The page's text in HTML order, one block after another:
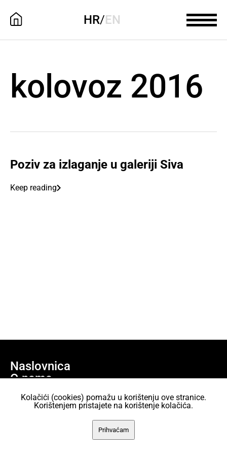
HR/EN
kolovoz 2016
Poziv za izlaganje u galeriji Siva
Keep reading
Naslovnica
O nama
Učlani se
Projekti
AKC Attack Sav sadržaj dan je na korištenje pod licencom Creative
Kolačići (cookies) pomažu u korištenju ove stranice.
Korištenjem pristajete na korištenje kolačića.
Prihvaćam